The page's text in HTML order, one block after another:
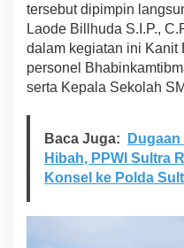
0
0
i
s
w
a
u
h
i
a
tersebut dipimpin
Laode Billhuda S.I.P.,
dalam kegiatan ini Kanit
personel
serta Kepala Sekolah
Baca Juga:
Hibah, PPWI Sultra
Konsel ke Polda